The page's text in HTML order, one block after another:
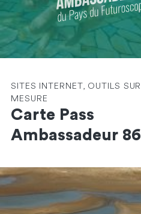
SITES INTERNET, OUTILS SUR
MESURE
Carte Pass
Ambassadeur 86